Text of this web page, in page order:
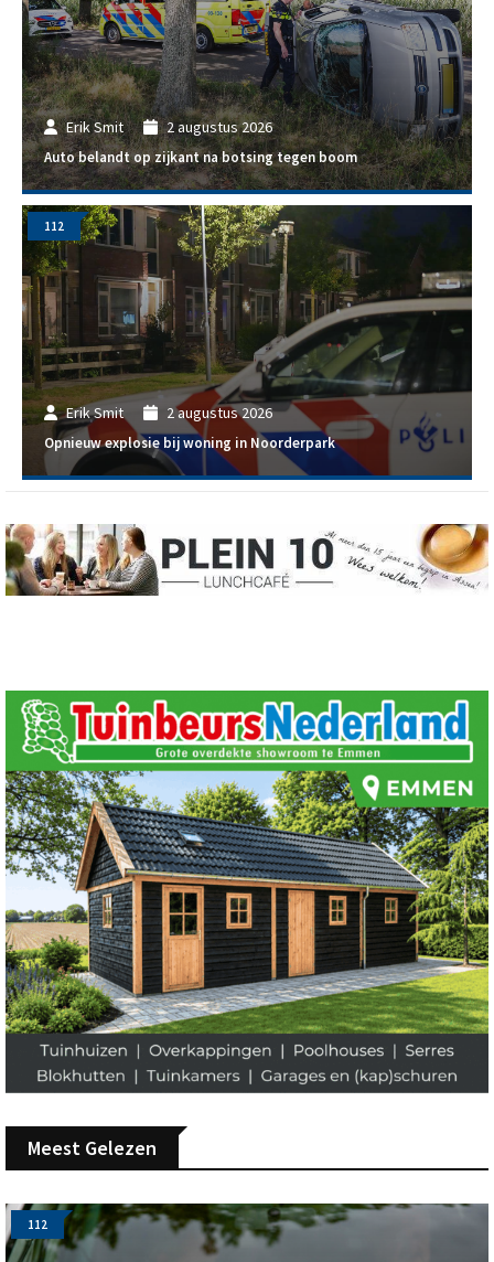
Erik Smit 2 augustus 2026
Auto belandt op zijkant na botsing tegen boom
Erik Smit 2 augustus 2026
Opnieuw explosie bij woning in Noorderpark
112
Meest Gelezen
112